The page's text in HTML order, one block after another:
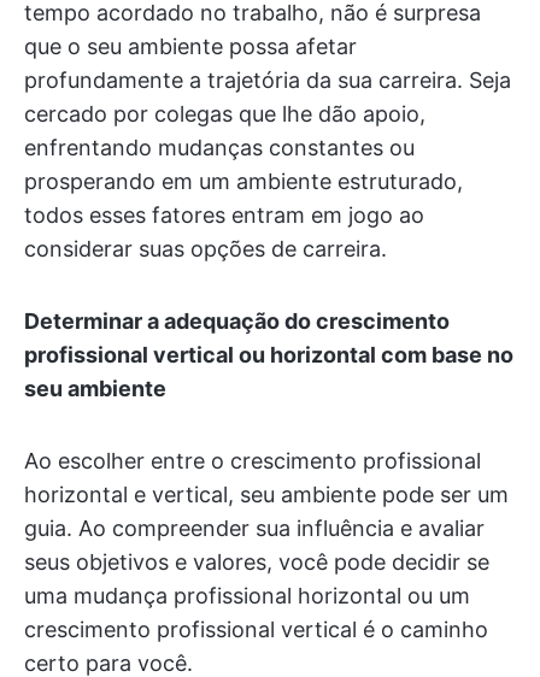
tempo acordado no trabalho, não é surpresa
que o seu ambiente possa afetar
profundamente a trajetória da sua carreira. Seja
cercado por colegas que lhe dão apoio,
enfrentando mudanças constantes ou
prosperando em um ambiente estruturado,
todos esses fatores entram em jogo ao
considerar suas opções de carreira.
Determinar a adequação do crescimento
profissional vertical ou horizontal com base no
seu ambiente
Ao escolher entre o crescimento profissional
horizontal e vertical, seu ambiente pode ser um
guia. Ao compreender sua influência e avaliar
seus objetivos e valores, você pode decidir se
uma mudança profissional horizontal ou um
crescimento profissional vertical é o caminho
certo para você.